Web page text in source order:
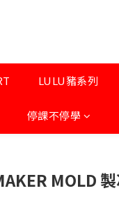
LULU豬系列
停課不停學
MOLD